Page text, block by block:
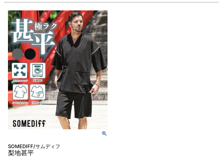
SOMEDIFF/サムディフ
梨地甚平